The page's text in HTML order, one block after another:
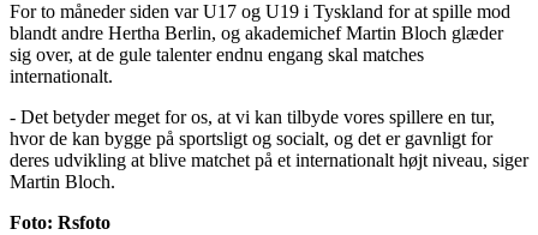
For to måneder siden var U17 og U19 i Tyskland for at spille mod
blandt andre Hertha Berlin, og akademichef Martin Bloch glæder
sig over, at de gule talenter endnu engang skal matches
internationalt.
- Det betyder meget for os, at vi kan tilbyde vores spillere en tur,
hvor de kan bygge på sportsligt og socialt, og det er gavnligt for
deres udvikling at blive matchet på et internationalt højt niveau, siger
Martin Bloch.
Foto: Rsfoto